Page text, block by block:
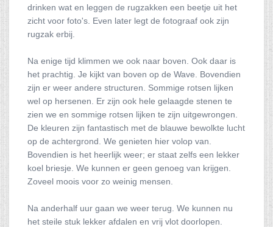
drinken wat en leggen de rugzakken een beetje uit het
zicht voor foto's. Even later legt de fotograaf ook zijn
rugzak erbij.
Na enige tijd klimmen we ook naar boven. Ook daar is
het prachtig. Je kijkt van boven op de Wave. Bovendien
zijn er weer andere structuren. Sommige rotsen lijken
wel op hersenen. Er zijn ook hele gelaagde stenen te
zien we en sommige rotsen lijken te zijn uitgewrongen.
De kleuren zijn fantastisch met de blauwe bewolkte lucht
op de achtergrond. We genieten hier volop van.
Bovendien is het heerlijk weer; er staat zelfs een lekker
koel briesje. We kunnen er geen genoeg van krijgen.
Zoveel moois voor zo weinig mensen.
Na anderhalf uur gaan we weer terug. We kunnen nu
het steile stuk lekker afdalen en vrij vlot doorlopen.